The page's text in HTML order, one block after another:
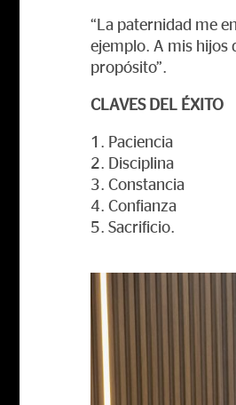
“La paternidad me
ejemplo. A mis hijos
propósito”.
CLAVES DEL ÉXITO
1. Paciencia
2. Disciplina
3. Constancia
4. Confianza
5. Sacrificio.